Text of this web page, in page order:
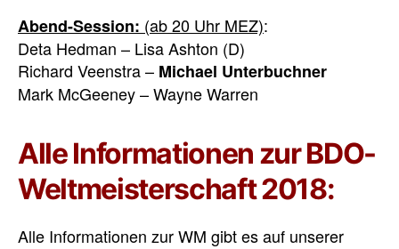
Abend-Session: (ab 20 Uhr MEZ):
Deta Hedman – Lisa Ashton (D)
Richard Veenstra – Michael Unterbuchner
Mark McGeeney – Wayne Warren
Alle Informationen zur BDO-
Weltmeisterschaft 2018:
Alle Informationen zur WM gibt es auf unserer